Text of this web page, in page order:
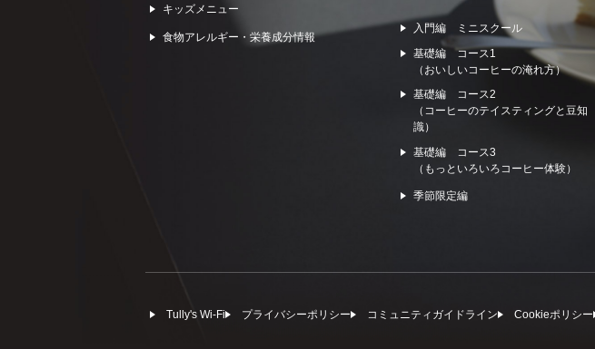
キッズメニュー
食物アレルギー・栄養成分情報
入門編 ミニスクール
基礎編 コース1
（おいしいコーヒーの淹れ方）
基礎編 コース2
（コーヒーのテイスティングと豆知
識）
基礎編 コース3
（もっといろいろコーヒー体験）
季節限定編
Tully's Wi-Fi プライバシーポリシー コミュニティガイドライン Cookieポリシー